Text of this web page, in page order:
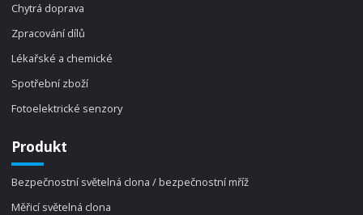
Chytrá doprava
Zpracování dílů
Lékařské a chemické
Spotřební zboží
Fotoelektrické senzory
Produkt
Bezpečnostní světelná clona / bezpečnostní mříž
Měřicí světelná clona